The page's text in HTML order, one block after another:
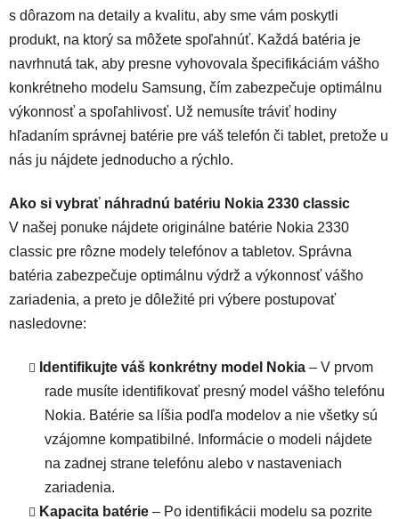
s dôrazom na detaily a kvalitu, aby sme vám poskytli
produkt, na ktorý sa môžete spoľahnúť. Každá batéria je
navrhnutá tak, aby presne vyhovovala špecifikáciám vášho
konkrétneho modelu Samsung, čím zabezpečuje optimálnu
výkonnosť a spoľahlivosť. Už nemusíte tráviť hodiny
hľadaním správnej batérie pre váš telefón či tablet, pretože u
nás ju nájdete jednoducho a rýchlo.
Ako si vybrať náhradnú batériu Nokia 2330 classic
V našej ponuke nájdete originálne batérie Nokia 2330
classic pre rôzne modely telefónov a tabletov. Správna
batéria zabezpečuje optimálnu výdrž a výkonnosť vášho
zariadenia, a preto je dôležité pri výbere postupovať
nasledovne:
Identifikujte váš konkrétny model Nokia – V prvom
rade musíte identifikovať presný model vášho telefónu
Nokia. Batérie sa líšia podľa modelov a nie všetky sú
vzájomne kompatibilné. Informácie o modeli nájdete
na zadnej strane telefónu alebo v nastaveniach
zariadenia.
Kapacita batérie – Po identifikácii modelu sa pozrite